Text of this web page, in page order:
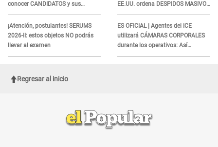
conocer CANDIDATOS y sus
propuestas
¡Atención, postulantes! SERUMS
2026-II: estos objetos NO podrás
llevar al examen
EE.UU. ordena DESPIDOS MASIVOS
y DEPORTACIONES a estos
extranjeros
ES OFICIAL | Agentes del ICE
utilizará CÁMARAS CORPORALES
durante los operativos: Así
afectará a inmigrantes
Regresar al inicio